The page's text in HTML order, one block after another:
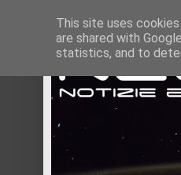
This site uses
are shared with
statistics, and to